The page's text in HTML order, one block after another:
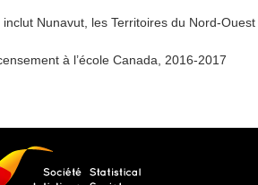
Nunavut, les Territoires du Nord-Ouest
à l’école Canada, 2016-2017